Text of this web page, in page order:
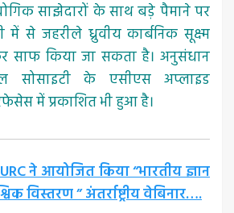
साझेदारों के साथ बड़े पैमाने पर
में से जहरीले ध्रुवीय कार्बनिक सूक्ष्म
साफ किया जा सकता है। अनुसंधान
सोसाइटी के एसीएस अप्लाइड
में प्रकाशित भी हुआ है।
ने आयोजित किया “भारतीय ज्ञान
विस्तरण ” अंतर्राष्ट्रीय वेबिनार….